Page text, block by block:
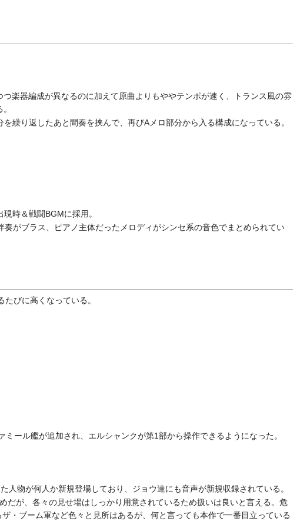
楽器編成が異なるのに加えて原曲よりもややテンポが速く、トランス風の雰
繰り返したあと間奏を挟んで、再びAメロ部分から入る構成になっている。
現時＆戦闘BGMに採用。
がブラス、ピアノ主体だったメロディがシンセ系の音色でまとめられてい
びに高くなっている。
ール艦が追加され、エルシャンクが第1部から操作できるようになった。
人物が何人か新規登場しており、ジョウ達にも音声が新規収録されている。
が、各々の見せ場はしっかり用意されているため扱いは良いと言える。危
・ブーム軍など色々と見所はあるが、何と言っても本作で一番目立っている